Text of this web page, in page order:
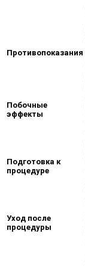
Противопоказания
Побочные
эффекты
Подготовка к
процедуре
Уход после
процедуры